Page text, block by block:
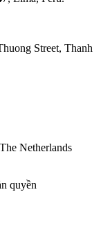
Street, Thanh
Netherlands
quyền